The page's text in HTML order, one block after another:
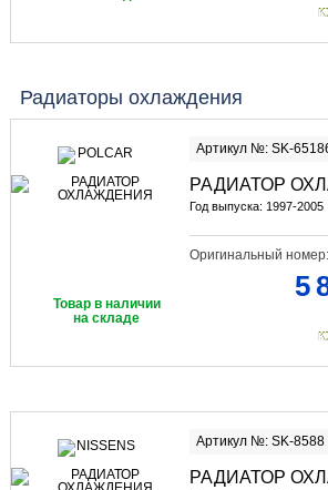
Радиаторы охлаждения
Артикул №: SK-
РАДИАТОР
Год выпуска: 1997-2005
Оригинальный номер:
Товар в наличии
на складе
5
Артикул №: SK-8588
РАДИАТОР